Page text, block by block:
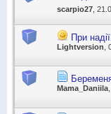
scarpio27 ,
При
Lightversion
Mama_Daniila